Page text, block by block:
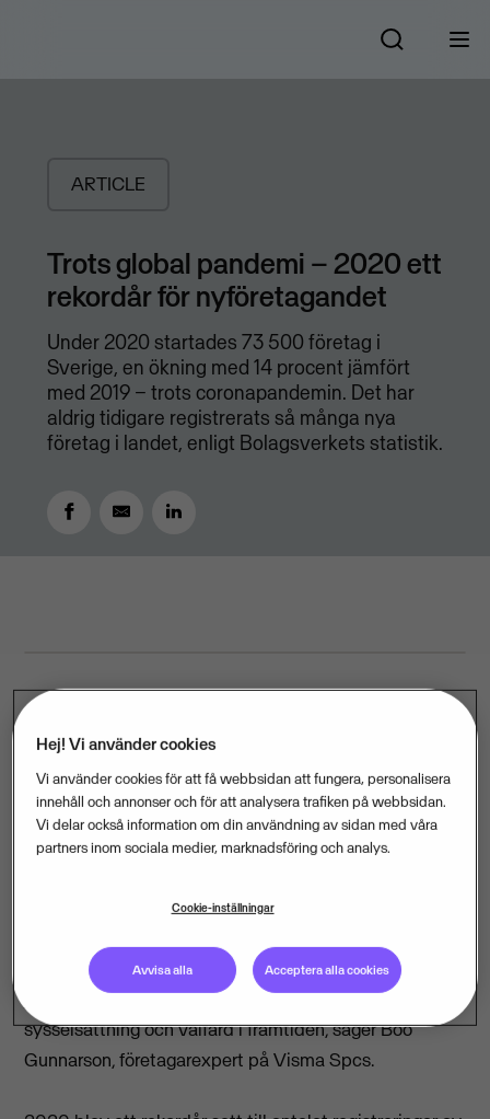
ARTICLE
​Trots global pandemi – 2020 ett
rekordår för nyföretagandet
Under 2020 startades 73 500 företag i
Sverige, en ökning med 14 procent jämfört
med 2019 – trots coronapandemin. Det har
aldrig tidigare registrerats så många nya
företag i landet, enligt Bolagsverkets statistik.
Under 2020 startades 73 500 företag i Sverige, en
ökning med 14 procent jämfört med 2019 – trots
coronapandemin. Det har aldrig tidigare registrerats
så många nya företag i landet, enligt Bolagsverkets
statistik.
– Eftersom fyra av fem jobb skapas i små och
bygger framtidstro, något jag tror vi alla längtar efter
just nu. Sverige behöver fler företag för att klara
sysselsättning och välfärd i framtiden, säger Boo
Gunnarson, företagarexpert på Visma Spcs.
Hej! Vi använder cookies
Vi använder cookies för att få webbsidan att fungera, personalisera
innehåll och annonser och för att analysera trafiken på webbsidan.
Vi delar också information om din användning av sidan med våra
partners inom sociala medier, marknadsföring och analys.
Cookie-inställningar
Avvisa alla Acceptera alla cookies